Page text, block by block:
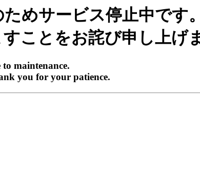
めサービス停止中です。
ことをお詫び申し上げ
maintenance.
you for your patience.